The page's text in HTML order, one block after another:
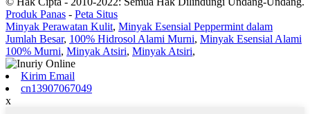
Produk Panas - Peta Situs
Minyak Perawatan Kulit, Minyak Esensial Peppermint dalam
Jumlah Besar, 100% Hidrosol Alami Murni, Minyak Esensial Alami
100% Murni, Minyak Atsiri, Minyak Atsiri,
Kirim Email
cn13907067049
x